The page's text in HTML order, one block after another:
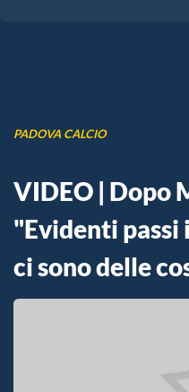
PADOVA CALCIO
VIDEO | Dopo
"Evidenti passi
ci sono delle